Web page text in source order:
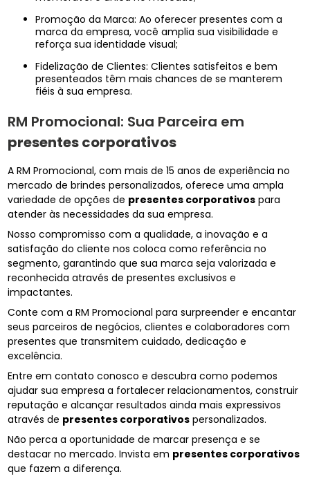
Promoção da Marca: Ao oferecer presentes com a
marca da empresa, você amplia sua visibilidade e
reforça sua identidade visual;
Fidelização de Clientes: Clientes satisfeitos e bem
presenteados têm mais chances de se manterem
fiéis à sua empresa.
RM Promocional: Sua Parceira em
presentes corporativos
A RM Promocional, com mais de 15 anos de experiência no
mercado de brindes personalizados, oferece uma ampla
variedade de opções de presentes corporativos para
atender às necessidades da sua empresa.
Nosso compromisso com a qualidade, a inovação e a
satisfação do cliente nos coloca como referência no
segmento, garantindo que sua marca seja valorizada e
reconhecida através de presentes exclusivos e
impactantes.
Conte com a RM Promocional para surpreender e encantar
seus parceiros de negócios, clientes e colaboradores com
presentes que transmitem cuidado, dedicação e
excelência.
Entre em contato conosco e descubra como podemos
ajudar sua empresa a fortalecer relacionamentos, construir
reputação e alcançar resultados ainda mais expressivos
através de presentes corporativos personalizados.
Não perca a oportunidade de marcar presença e se
destacar no mercado. Invista em presentes corporativos
que fazem a diferença.